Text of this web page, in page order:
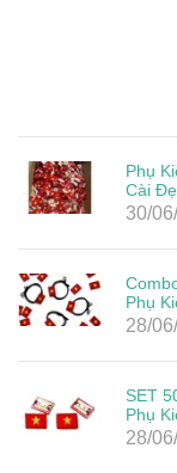
Phụ
Cài
30/
Phụ
28/
SET
Phụ
28/